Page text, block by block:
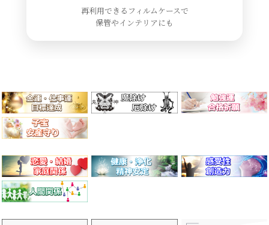
再利用できるフィルムケースで
保管やインテリアにも